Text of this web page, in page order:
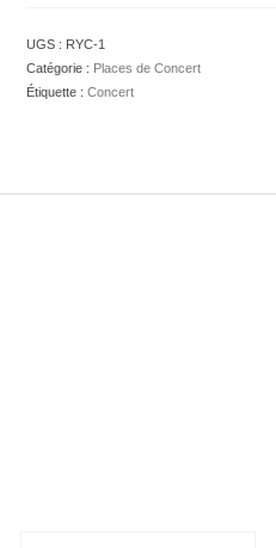
-
LOCKWOOD
concert
UGS : RYC-1
Catégorie : Places de Concert
Étiquette : Concert